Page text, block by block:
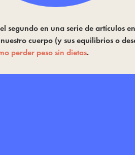
el segundo en una serie de artículos
nuestro cuerpo (y sus equilibrios o
perder peso sin dietas.